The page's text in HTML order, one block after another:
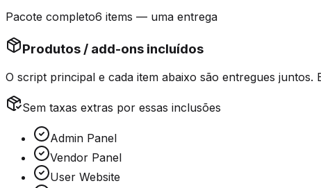
Pacote completo6 items — uma entrega
Produtos / add-ons incluídos
O script principal e cada item abaixo são entregues juntos.
Sem taxas extras por essas inclusões
Admin Panel
Vendor Panel
User Website